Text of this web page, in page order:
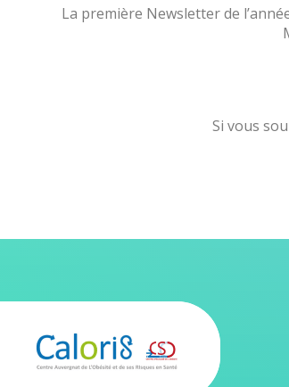
La première Newsletter de
Si vous